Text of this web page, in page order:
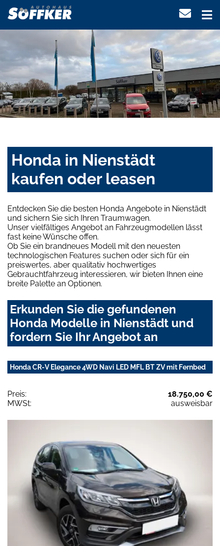
Honda in Nienstädt
kaufen oder leasen
Entdecken Sie die besten Honda Angebote in Nienstädt
und sichern Sie sich Ihren Traumwagen.
Unser vielfältiges Angebot an Fahrzeugmodellen lässt
fast keine Wünsche offen.
Ob Sie ein brandneues Modell mit den neuesten
technologischen Features suchen oder sich für ein
preiswertes, aber qualitativ hochwertiges
Gebrauchtfahrzeug interessieren, wir bieten Ihnen eine
breite Palette an Optionen.
Erkunden Sie die gefundenen
Honda Modelle in Nienstädt und
fordern Sie Ihr Angebot an
Honda CR-V Elegance 4WD Navi LED MFL BT ZV mit Fernbed
Preis:
18.750,00 €
MWSt:
ausweisbar